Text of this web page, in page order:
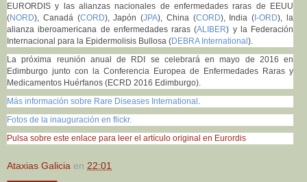
EURORDIS y las alianzas nacionales de enfermedades raras de EEUU
(NORD), Canadá (CORD), Japón (JPA), China (CORD), India (I-ORD), la
alianza iberoamericana de enfermedades raras (ALIBER) y la Federación
Internacional para la Epidermolisis Bullosa (DEBRA International).
La próxima reunión anual de RDI se celebrará en mayo de 2016 en
Edimburgo junto con la Conferencia Europea de Enfermedades Raras y
Medicamentos Huérfanos (ECRD 2016 Edimburgo).
Más información sobre Rare Diseases International
Fotos de la inauguración en flickr.
Pulsa sobre este enlace para leer el artículo original en Eurordis
Ataxias Galicia en 22:01